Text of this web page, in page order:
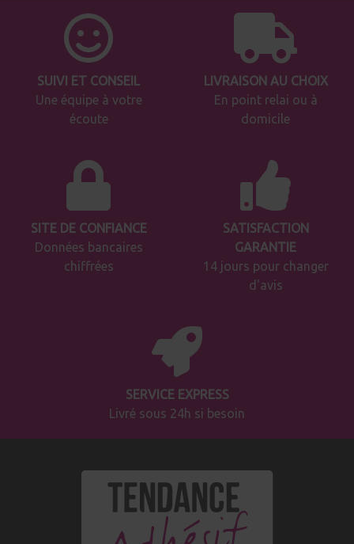
SUIVI ET CONSEIL
Une équipe à votre
écoute
LIVRAISON AU CHOIX
En point relai ou à
domicile
SITE DE CONFIANCE
Données bancaires
chiffrées
SATISFACTION
GARANTIE
14 jours pour changer
d'avis
SERVICE EXPRESS
Livré sous 24h si besoin